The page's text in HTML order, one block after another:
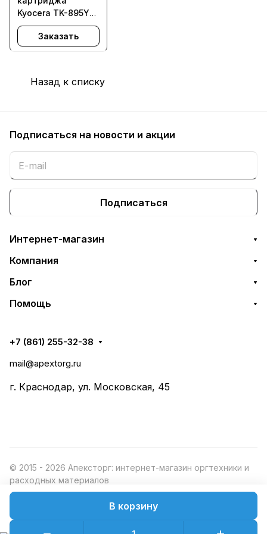
В корзину
Kyocera TK-895Y
для FS-C5250DN,
FS-C2026MFP, FS-
ECOSYS 6026cidn,
Заказать
Назад к списку
Подписаться на новости и акции
Подписаться
Интернет-магазин
Компания
Блог
Помощь
+7 (861) 255-32-38
mail@apextorg.ru
г. Краснодар, ул. Московская, 45
© 2015 - 2026 Апексторг: интернет-магазин оргтехники и
расходных материалов
Конфиденциальность